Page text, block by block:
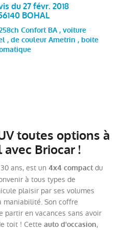
du 27 févr. 2018
BOHAL
Confort BA , voiture
, de couleur Ametrin , boite
toutes options à
Briocar !
ans, est un 4x4 compact du
à tous types de
plaisir par ses volumes
maniabilité. Son coffre
partir en vacances sans avoir
toit ! Cette auto d'occasion,